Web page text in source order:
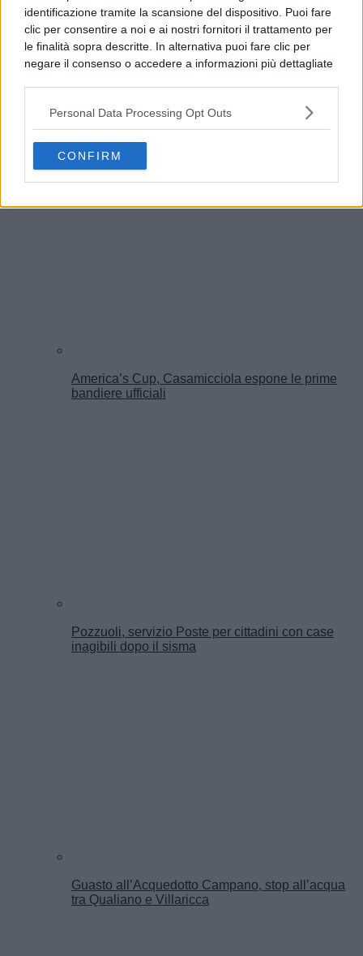
identificazione tramite la scansione del dispositivo. Puoi fare
clic per consentire a noi e ai nostri fornitori il trattamento per
le finalità sopra descritte. In alternativa puoi fare clic per
negare il consenso o accedere a informazioni più dettagliate
possono non richiedere il tuo consenso, ma hai il diritto di
opporti a tale trattamento. Le tue preferenze si
preferenze in qualsiasi momento ritornando su questo sito o
consultando la nostrainformativa sulla riservatezza.
Personal Data Processing Opt Outs
CONFIRM
Benevento, allerta meteo fino alle 21: l’avviso del
Comune
America’s Cup, Casamicciola espone le prime
bandiere ufficiali
Pozzuoli, servizio Poste per cittadini con case
inagibili dopo il sisma
Guasto all’Acquedotto Campano, stop all’acqua
tra Qualiano e Villaricca